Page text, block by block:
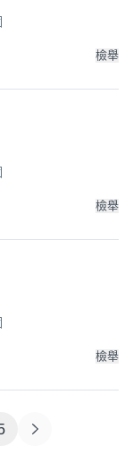
檢舉
檢舉
檢舉